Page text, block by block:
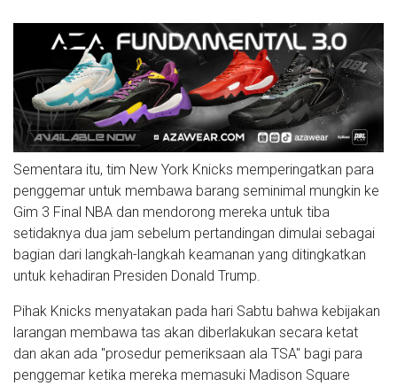
Sementara itu, tim New York Knicks memperingatkan para
penggemar untuk membawa barang seminimal mungkin ke
Gim 3 Final NBA dan mendorong mereka untuk tiba
setidaknya dua jam sebelum pertandingan dimulai sebagai
bagian dari langkah-langkah keamanan yang ditingkatkan
untuk kehadiran Presiden Donald Trump.
Pihak Knicks menyatakan pada hari Sabtu bahwa kebijakan
larangan membawa tas akan diberlakukan secara ketat
dan akan ada "prosedur pemeriksaan ala TSA" bagi para
penggemar ketika mereka memasuki Madison Square